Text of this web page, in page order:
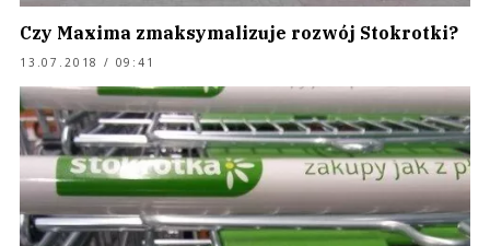
Czy Maxima zmaksymalizuje rozwój Stokrotki?
13.07.2018 / 09:41